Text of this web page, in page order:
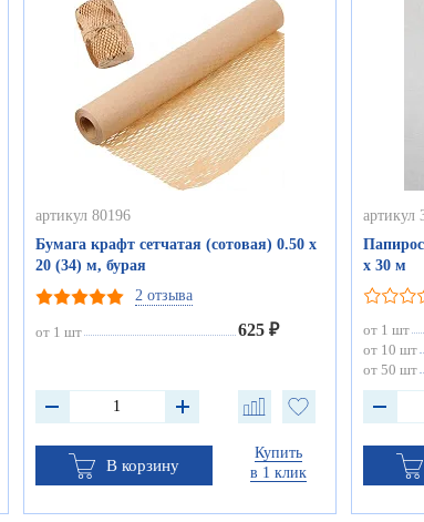
артикул 80196
Бумага крафт сетчатая (сотовая) 0.50 х
20 (34) м, бурая
2 отзыва
от 1 шт 625 ₽
В корзину
Купить
в 1 клик
артикул
х 30 м
от 1 шт
от 10 шт
от 50 шт